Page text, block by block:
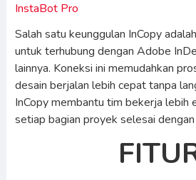
InstaBot Pro
Salah satu keunggulan InCopy
untuk terhubung dengan Adobe
lainnya. Koneksi ini memudahkan
desain berjalan lebih cepat tanpa
InCopy membantu tim bekerja lebih
setiap bagian proyek selesai